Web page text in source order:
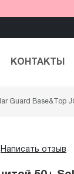
КОНТАКТЫ
Guard Base&Top
Написать отзыв